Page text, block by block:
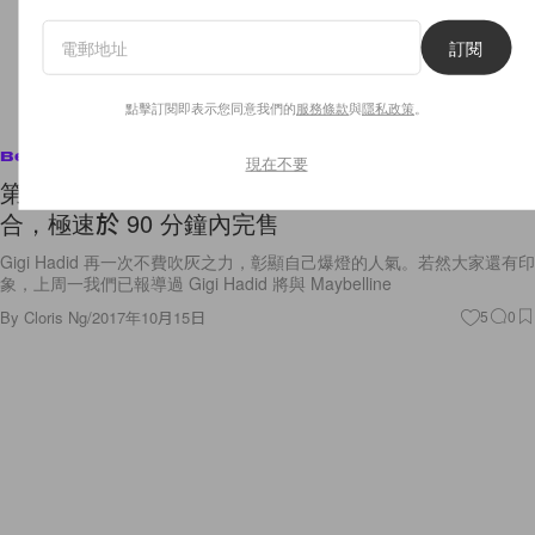
Beauty
第一波上架的 Gigi Hadid x Maybelline 限量彩妝組
合，極速於 90 分鐘內完售
Gigi Hadid 再一次不費吹灰之力，彰顯自己爆燈的人氣。若然大家還有印
象，上周一我們已報導過 Gigi Hadid 將與 Maybelline
By Cloris Ng/2017年10月15日 5 0
訂閱
點擊訂閱即表示您同意我們的服務條款與隱私政策
現在不要